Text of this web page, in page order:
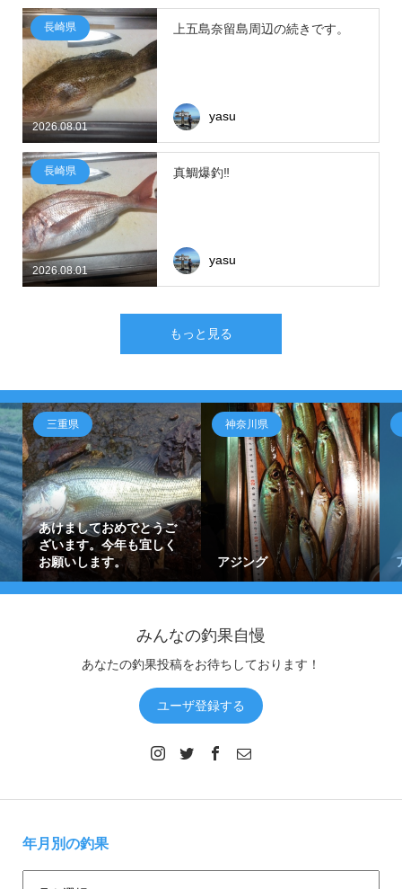
2026.08.01
長崎県 上五島奈留島周辺の続きです。
yasu
2026.08.01
長崎県 真鯛爆釣‼
yasu
もっと見る
三重県
あけましておめでとうご
ざいます。今年も宜しく
お願いします。
神奈川県
アジング
みんなの釣果自慢
あなたの釣果投稿をお待ちしております！
ユーザ登録する
年月別の釣果